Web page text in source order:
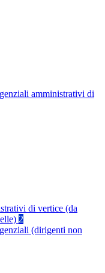
amministrativi di
di vertice (da
2
(dirigenti non